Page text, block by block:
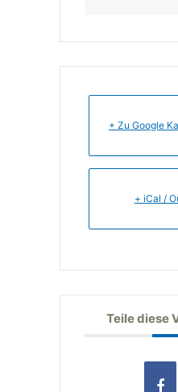
+ Zu Google
+ iCal /
Teile diese